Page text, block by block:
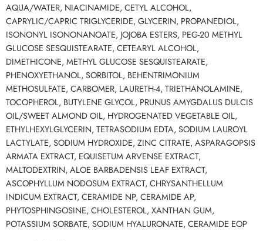
AQUA/WATER, NIACINAMIDE, CETYL ALCOHOL,
CAPRYLIC/CAPRIC TRIGLYCERIDE, GLYCERIN, PROPANEDIOL,
ISONONYL ISONONANOATE, JOJOBA ESTERS, PEG-20 METHYL
GLUCOSE SESQUISTEARATE, CETEARYL ALCOHOL,
DIMETHICONE, METHYL GLUCOSE SESQUISTEARATE,
PHENOXYETHANOL, SORBITOL, BEHENTRIMONIUM
METHOSULFATE, CARBOMER, LAURETH-4, TRIETHANOLAMINE,
TOCOPHEROL, BUTYLENE GLYCOL, PRUNUS AMYGDALUS DULCIS
OIL/SWEET ALMOND OIL, HYDROGENATED VEGETABLE OIL,
ETHYLHEXYLGLYCERIN, TETRASODIUM EDTA, SODIUM LAUROYL
LACTYLATE, SODIUM HYDROXIDE, ZINC CITRATE, ASPARAGOPSIS
ARMATA EXTRACT, EQUISETUM ARVENSE EXTRACT,
MALTODEXTRIN, ALOE BARBADENSIS LEAF EXTRACT,
ASCOPHYLLUM NODOSUM EXTRACT, CHRYSANTHELLUM
INDICUM EXTRACT, CERAMIDE NP, CERAMIDE AP,
PHYTOSPHINGOSINE, CHOLESTEROL, XANTHAN GUM,
POTASSIUM SORBATE, SODIUM HYALURONATE, CERAMIDE EOP